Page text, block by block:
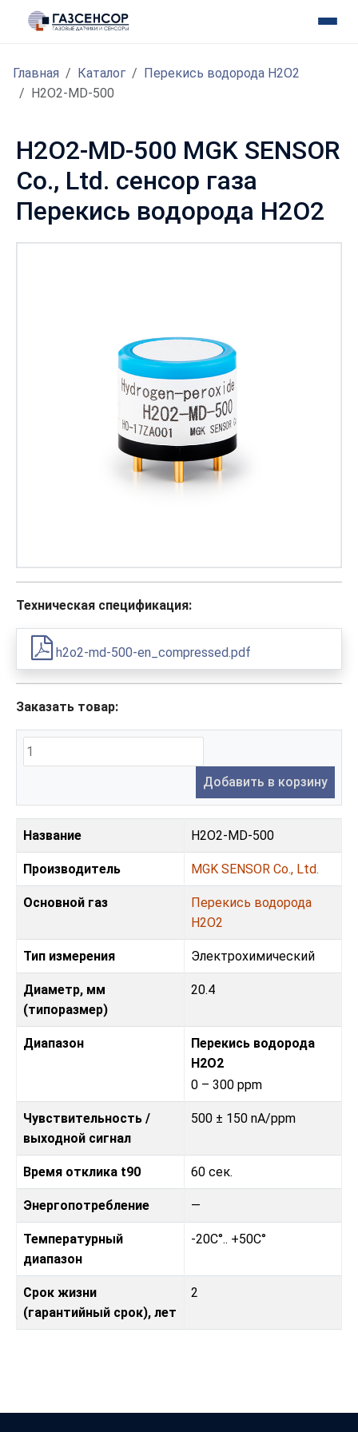
Главная Каталог
Перекись водорода H2O2
H2O2-MD-500
H2O2-MD-500 MGK SENSOR
Co., Ltd. сенсор газа
Перекись водорода H2O2
Техническая спецификация:
h2o2-md-500-en_compressed.pdf
Заказать товар:
Добавить в корзину
Название H2O2-MD-500
Производитель MGK SENSOR Co., Ltd.
Основной газ
Перекись водорода
H2O2
Тип измерения Электрохимический
Диаметр, мм
(типоразмер)
20.4
Диапазон
Перекись водорода
H2O2
0 – 300 ppm
Чувствительность /
выходной сигнал
500 ± 150 nA/ppm
Время отклика t90 60 сек.
Энергопотребление —
Температурный
диапазон
-20C°.. +50C°
Срок жизни
(гарантийный срок), лет
2